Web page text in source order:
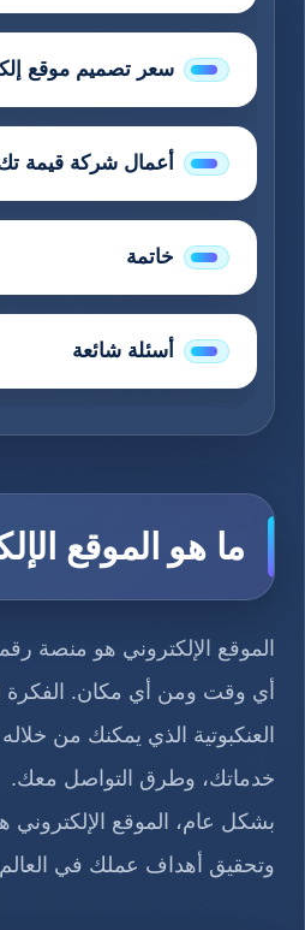
سعر تصميم موقع
أعمال شركة قيمة
خاتمة
أسئلة شائعة
ما هو الموقع
الموقع الإلكتروني هو منصة
أي وقت ومن أي مكان. الفكرة
العنكبوتية الذي يمكنك من
خدماتك، وطرق التواصل معك.
بشكل عام، الموقع
وتحقيق أهداف عملك في